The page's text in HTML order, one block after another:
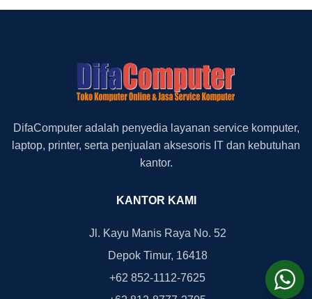
DifaComputer adalah penyedia layanan service komputer,
laptop, printer, serta penjualan aksesoris IT dan kebutuhan
kantor.
KANTOR KAMI
Jl. Kayu Manis Raya No. 52
Depok Timur, 16418
+62 852-1112-7625